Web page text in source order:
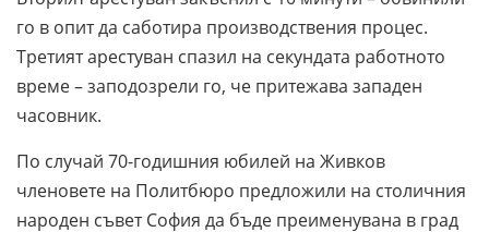
го в опит да саботира производствения процес.
Третият арестуван спазил на секундата работното
време – заподозрели го, че притежава западен
часовник.
По случай 70-годишния юбилей на Живков
членовете на Политбюро предложили на столичния
народен съвет София да бъде преименувана в град